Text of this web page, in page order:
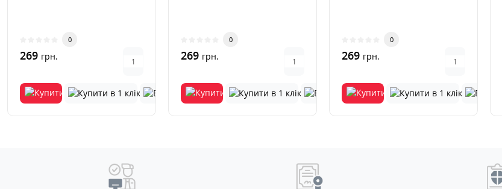
0
269 грн.
0
269 грн.
0
269 грн.